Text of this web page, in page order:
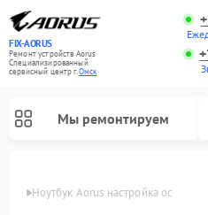
FIX-AORUS
Ремонт устройств Aorus
Специализированный
cервисный центр г.Омск
Мы ремонтируем
Ноутбук Aorus настройка ос